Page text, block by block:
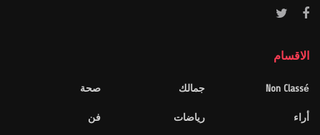
الاقسام
Non Classé
أراء
جمالك
رياضات
صحة
فن